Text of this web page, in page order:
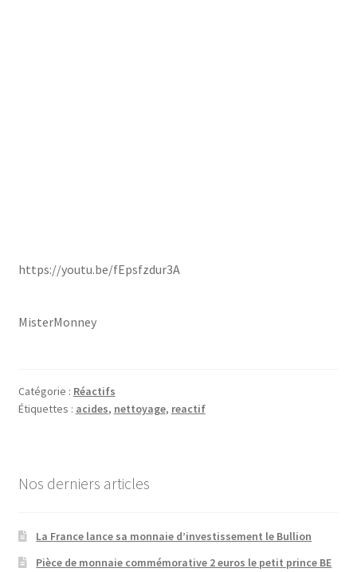
https://youtu.be/fEpsfzdur3A
MisterMonney
Catégorie : Réactifs
Étiquettes : acides, nettoyage, reactif
Nos derniers articles
La France lance sa monnaie d’investissement le Bullion
Pièce de monnaie commémorative 2 euros le petit prince BE